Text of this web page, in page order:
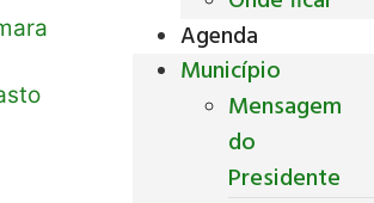
Agenda
Município
Mensagem
do
Presidente